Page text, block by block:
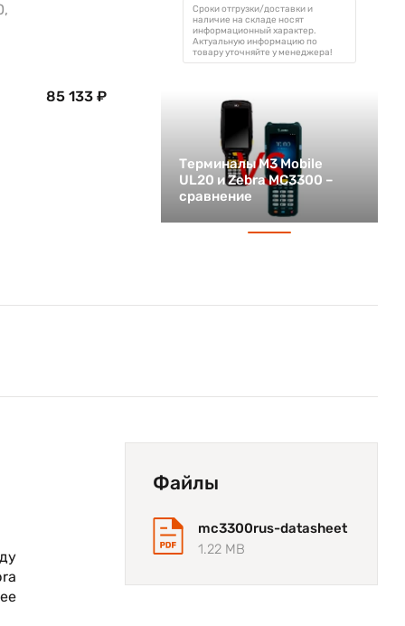
85 133 ₽
Сроки отгрузки/доставки и
наличие на складе носят
информационный характер.
Актуальную информацию по
товару уточняйте у менеджера!
Терминалы M3 Mobile
UL20 и Zebra MC3300 –
сравнение
Файлы
mc3300rus-datasheet
1.22 MB